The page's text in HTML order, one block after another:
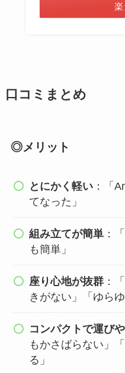
口コミまとめ
◎メリット
とにかく軽い ：「
てなった」
組み立てが簡単 ：
も簡単」
座り心地が抜群 ：
きがない」「ゆら
コンパクトで運び
もかさばらない」
る」